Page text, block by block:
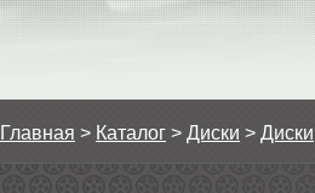
Главная > Каталог > Диски > Диски